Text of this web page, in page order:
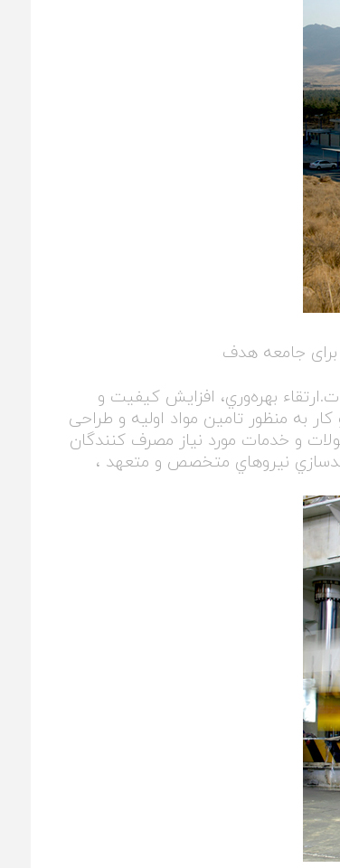
جامعه هدف
بهره‌وري، افزايش کیفیت و
به منظور تامین مواد اولیه و طراحی
و خدمات مورد نیاز مصرف کنندگان
نيروهاي متخصص و متعهد ،